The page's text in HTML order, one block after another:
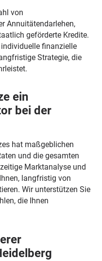
von
Annuitätendarlehen,
geförderte Kredite.
finanzielle
Strategie, die
ein
bei der
hat maßgeblichen
und die gesamten
Marktanalyse und
langfristig von
Wir unterstützen Sie
die Ihnen